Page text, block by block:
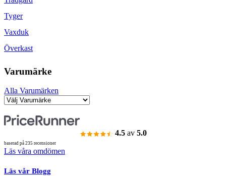
Tyger
Vaxduk
Överkast
Varumärke
Alla Varumärken
4.5 av 5.0
baserad på 235 recensioner
Läs våra omdömen
Läs vår Blogg